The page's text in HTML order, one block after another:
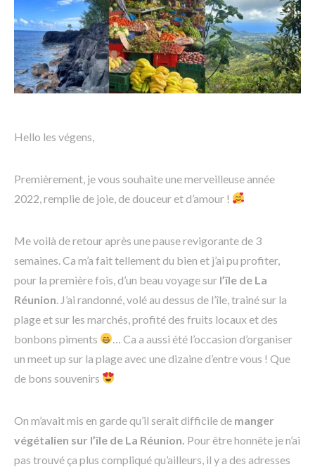
Hello les végens,
Premièrement, je vous souhaite une merveilleuse année
2022, remplie de joie, de douceur et d’amour !
Me voilà de retour après une pause revigorante de 3
semaines. Ca m’a fait tellement du bien et j’ai pu profiter,
pour la première fois, d’un beau voyage sur l’île de La
Réunion . J’ai randonné, volé au dessus de l’île, trainé sur la
plage et sur les marchés, profité des fruits locaux et des
bonbons piments
… Ca a aussi été l’occasion d’organiser
un meet up sur la plage avec une dizaine d’entre vous ! Que
de bons souvenirs
On m’avait mis en garde qu’il serait difficile de manger
végétalien sur l’île de La Réunion. Pour être honnête je n’ai
pas trouvé ça plus compliqué qu’ailleurs, il y a des adresses